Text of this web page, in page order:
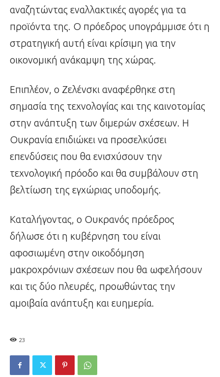
αναζητώντας εναλλακτικές αγορές για τα
προϊόντα της. Ο πρόεδρος υπογράμμισε ότι η
στρατηγική αυτή είναι κρίσιμη για την
οικονομική ανάκαμψη της χώρας.
Επιπλέον, ο Ζελένσκι αναφέρθηκε στη
σημασία της τεχνολογίας και της καινοτομίας
στην ανάπτυξη των διμερών σχέσεων. Η
Ουκρανία επιδιώκει να προσελκύσει
επενδύσεις που θα ενισχύσουν την
τεχνολογική πρόοδο και θα συμβάλουν στη
βελτίωση της εγχώριας υποδομής.
Καταλήγοντας, ο Ουκρανός πρόεδρος
δήλωσε ότι η κυβέρνηση του είναι
αφοσιωμένη στην οικοδόμηση
μακροχρόνιων σχέσεων που θα ωφελήσουν
και τις δύο πλευρές, προωθώντας την
αμοιβαία ανάπτυξη και ευημερία.
23